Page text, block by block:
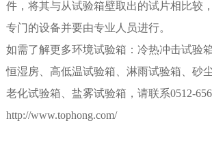
件，将其与从试验箱壁取出的试片相比较
专门的设备并要由专业人员进行。
如需了解更多环境试验箱：冷热冲击试验
恒湿房、高低温试验箱、淋雨试验箱、砂
老化试验箱、盐雾试验箱，请联系0512-
http://www.tophong.com/